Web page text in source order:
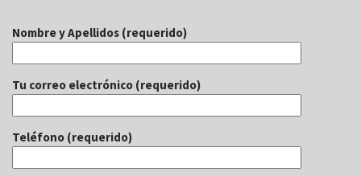
Nombre y Apellidos (requerido)
Tu correo electrónico (requerido)
Teléfono (requerido)